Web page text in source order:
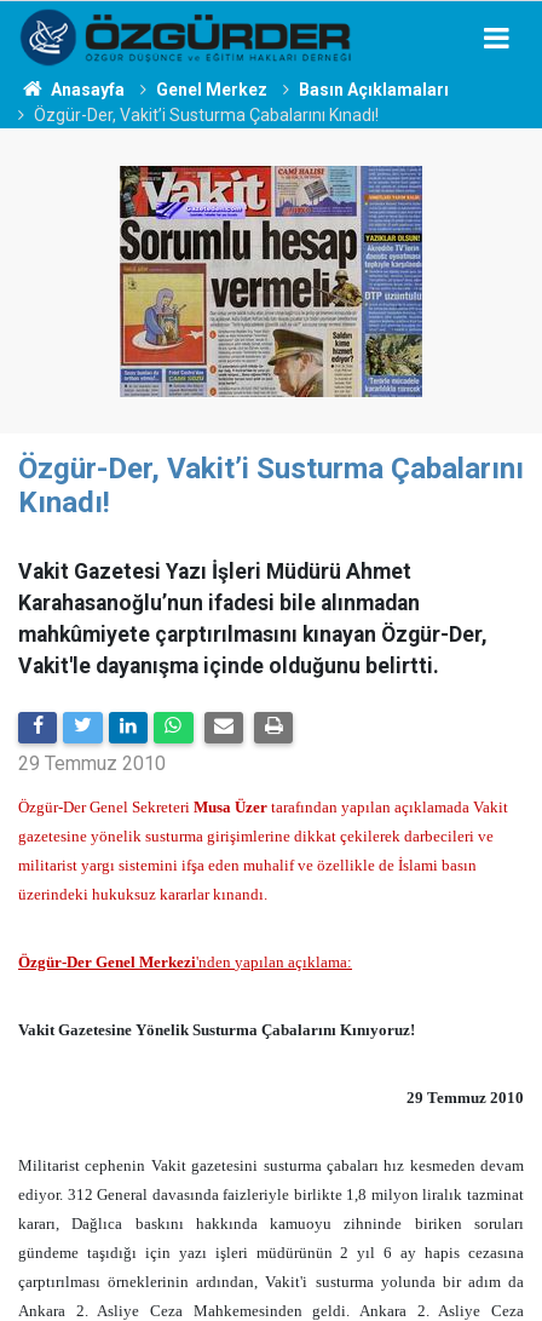
Anasayfa Genel Merkez
Basın Açıklamaları
Özgür-Der, Vakit’i Susturma Çabalarını Kınadı!
Özgür-Der, Vakit’i Susturma Çabalarını
Kınadı!
Vakit Gazetesi Yazı İşleri Müdürü Ahmet
Karahasanoğlu’nun ifadesi bile alınmadan
mahkûmiyete çarptırılmasını kınayan Özgür-Der,
Vakit'le dayanışma içinde olduğunu belirtti.
29 Temmuz 2010
Özgür-Der Genel Sekreteri Musa Üzer tarafından yapılan açıklamada Vakit
gazetesine yönelik susturma girişimlerine dikkat çekilerek darbecileri ve
militarist yargı sistemini ifşa eden muhalif ve özellikle de İslami basın
üzerindeki hukuksuz kararlar kınandı.
Özgür-Der Genel Merkezi'nden yapılan açıklama:
Vakit Gazetesine Yönelik Susturma Çabalarını Kınıyoruz!
29 Temmuz 2010
Militarist cephenin Vakit gazetesini susturma çabaları hız kesmeden devam
ediyor. 312 General davasında faizleriyle birlikte 1,8 milyon liralık tazminat
kararı, Dağlıca baskını hakkında kamuoyu zihninde biriken soruları
gündeme taşıdığı için yazı işleri müdürünün 2 yıl 6 ay hapis cezasına
çarptırılması örneklerinin ardından, Vakit'i susturma yolunda bir adım da
Ankara 2. Asliye Ceza Mahkemesinden geldi. Ankara 2. Asliye Ceza